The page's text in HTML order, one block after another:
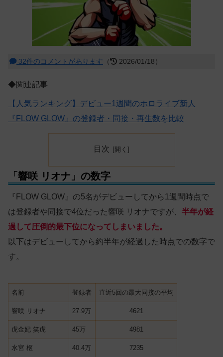
32件のコメントがあります （ 2026/01/18）
◆関連記事
【人気ランキング】デビュー1週間のホロライブ新人
『FLOW GLOW』の登録者・同接・再生数を比較
目次
「響咲 リオナ」の数字
『FLOW GLOW』の5名がデビューしてから1週間時点で
は登録者や同接で4位だった響咲 リオナですが、 半年が経
過して圧倒的最下位になってしまいました。
以下はデビューしてから約半年が経過した時点での数字で
す。
名前 登録者 直近5回の最大同接の平均
響咲 リオナ 27.9万 4621
虎金妃 笑虎 45万 4981
水宮 枢 40.4万 7235